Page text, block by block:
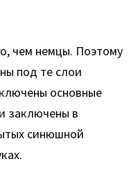
чем немцы. Поэтому
под те слои
основные
заключены в
синюшной